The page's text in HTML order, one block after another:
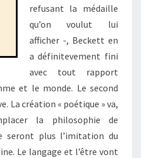
refusant la médaille
qu’on voulut lui
afficher -, Beckett en
a définitevement fini
avec tout rapport
et le monde. Le second
La création « poétique » va,
la philosophie de
seront plus l’imitation du
Le langage et l’être vont